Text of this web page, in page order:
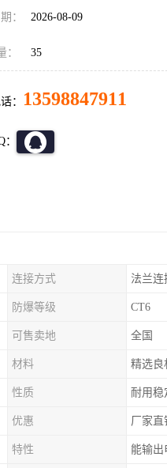
： 2026-08-09
： 35
： 13598847911
连接方式 法兰连
防爆等级 CT6
可售卖地 全国
材料 精选良
性质 耐用稳
优惠 厂家直
特性 能输出